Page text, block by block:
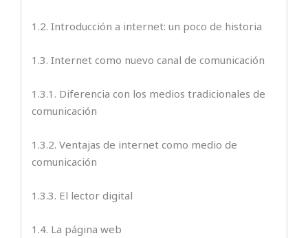
1.2. Introducción a internet: un poco de historia
1.3. Internet como nuevo canal de comunicación
1.3.1. Diferencia con los medios tradicionales de
comunicación
1.3.2. Ventajas de internet como medio de
comunicación
1.3.3. El lector digital
1.4. La página web